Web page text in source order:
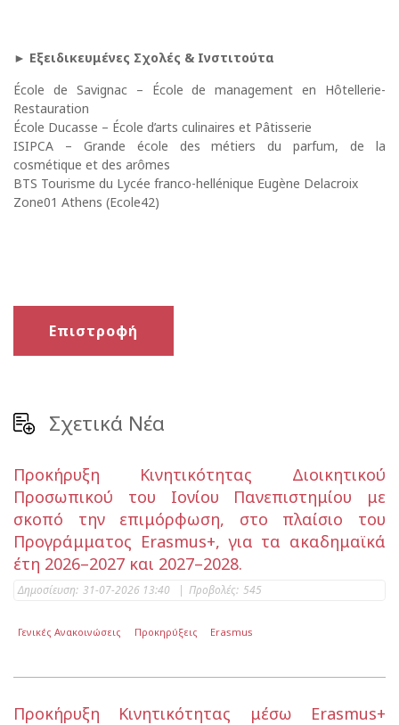
► Εξειδικευμένες Σχολές & Ινστιτούτα
École de Savignac – École de management en Hôtellerie-
Restauration
École Ducasse – École d’arts culinaires et Pâtisserie
ISIPCA – Grande école des métiers du parfum, de la
cosmétique et des arômes
BTS Tourisme du Lycée franco-hellénique Eugène Delacroix
Zone01 Athens (Ecole42)
Επιστροφή
Σχετικά Νέα
Προκήρυξη Κινητικότητας Διοικητικού
Προσωπικού του Ιονίου Πανεπιστημίου με
σκοπό την επιμόρφωση, στο πλαίσιο του
Προγράμματος Erasmus+, για τα ακαδημαϊκά
έτη 2026–2027 και 2027–2028.
Δημοσίευση: 31-07-2026 13:40 | Προβολές: 545
Γενικές Ανακοινώσεις Προκηρύξεις Erasmus
Προκήρυξη Κινητικότητας μέσω Erasmus+